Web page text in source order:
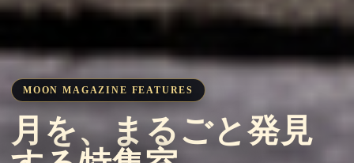
MOON MAGAZINE FEATURES
月を、まるごと発見